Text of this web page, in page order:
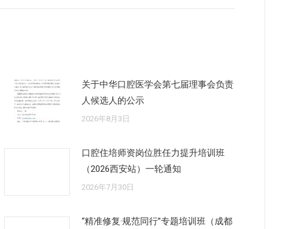
的
关于中华口腔医学会第七届理事会负责
人候选人的公示
2026年8月3日
口腔住培师资岗位胜任力提升培训班
（2026西安站）一轮通知
2026年7月30日
“精准修复·规范同行”专题培训班（成都